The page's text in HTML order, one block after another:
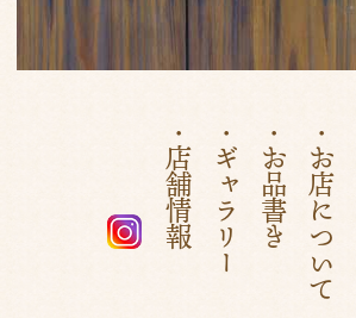
2023年8月
(1)
2023年7月(1)
2023年3月
(2)
2023年2月
(1)
2022年12月
(1)
(1)
・店舗情報・ギャラリー・お品書き・お店について